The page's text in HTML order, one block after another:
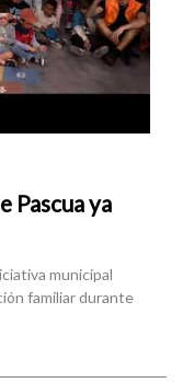
Pascua ya
municipal
familiar durante